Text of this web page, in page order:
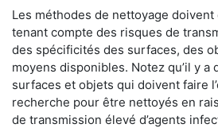
Les méthodes de nettoyage
tenant compte des risques de
des spécificités des surfaces, des
moyens disponibles. Notez qu’il y a
surfaces et objets qui doivent faire
recherche pour être nettoyés en
de transmission élevé d’agents